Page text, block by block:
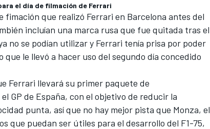
el día de filmación de Ferrari
fimación que realizó Ferrari en Barcelona antes del
incluían una marca rusa que fue quitada tras el
no se podían utilizar y Ferrari tenía prisa por poder
le llevó a hacer uso del segundo día concedido
Ferrari llevará su primer paquete de
GP de España, con el objetivo de reducir la
punta, así que no hay mejor pista que Monza, el
que puedan ser útiles para el desarrollo del F1-75,